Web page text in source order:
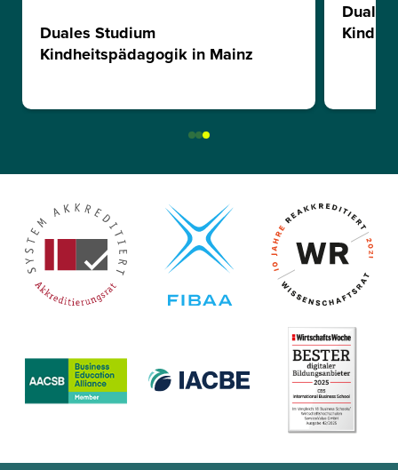
Duales Studium
Kindheitspädagogik in Mainz
Duales